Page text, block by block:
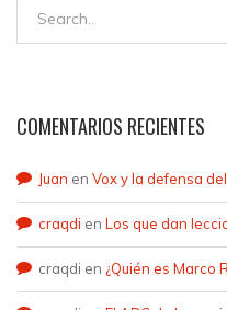
COMENTARIOS RECIENTES
Juan en Vox y la defensa
craqdi en Los que dan
craqdi en ¿Quién es Marco